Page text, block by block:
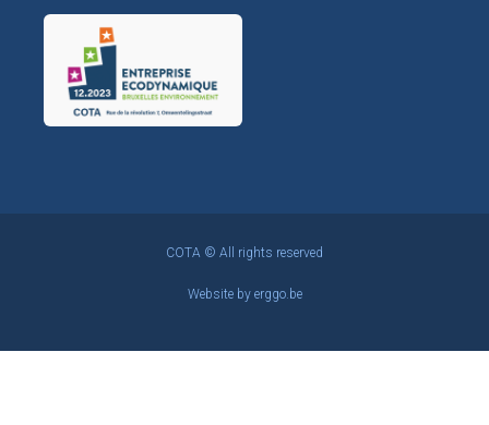
COTA © All rights reserved
Website by erggo.be